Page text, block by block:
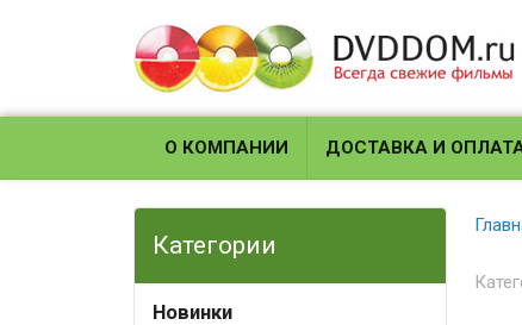
О КОМПАНИИ ДОСТАВКА И
Категории
Новинки